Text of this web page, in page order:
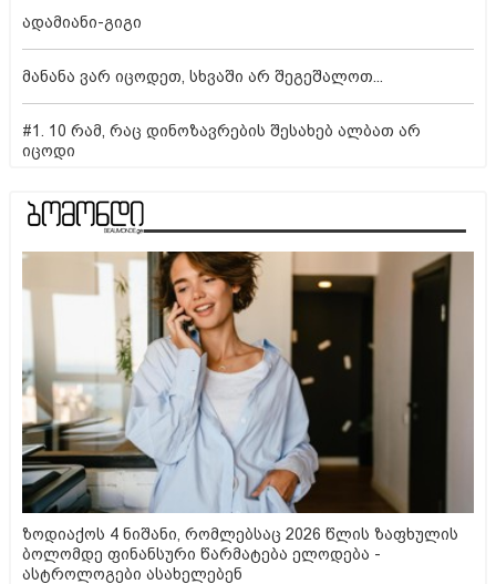
ადამიანი-გიგი
მანანა ვარ იცოდეთ, სხვაში არ შეგეშალოთ...
#1. 10 რამ, რაც დინოზავრების შესახებ ალბათ არ
იცოდი
ზოდიაქოს 4 ნიშანი, რომლებსაც 2026 წლის ზაფხულის
ბოლომდე ფინანსური წარმატება ელოდება -
ასტროლოგები ასახელებენ